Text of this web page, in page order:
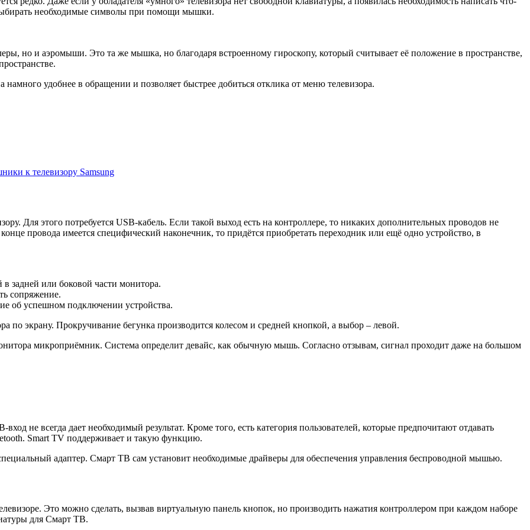
необходимые символы при помощи мышки.
но и аэромыши. Это та же мышка, но благодаря встроенному гироскопу, который считывает её положение в пространстве,
удобнее в обращении и позволяет быстрее добиться отклика от меню телевизора.
к телевизору Samsung
Для этого потребуется USB-кабель. Если такой выход есть на контроллере, то никаких дополнительных проводов не
провода имеется специфический наконечник, то придётся приобретать переходник или ещё одно устройство, в
задней или боковой части монитора.
сопряжение.
об успешном подключении устройства.
по экрану. Прокручивание бегунка производится колесом и средней кнопкой, а выбор – левой.
микроприёмник. Система определит девайс, как обычную мышь. Согласно отзывам, сигнал проходит даже на большом
не всегда дает необходимый результат. Кроме того, есть категория пользователей, которые предпочитают отдавать
Smart TV поддерживает и такую функцию.
адаптер. Смарт ТВ сам установит необходимые драйверы для обеспечения управления беспроводной мышью.
Это можно сделать, вызвав виртуальную панель кнопок, но производить нажатия контроллером при каждом наборе
для Смарт ТВ.